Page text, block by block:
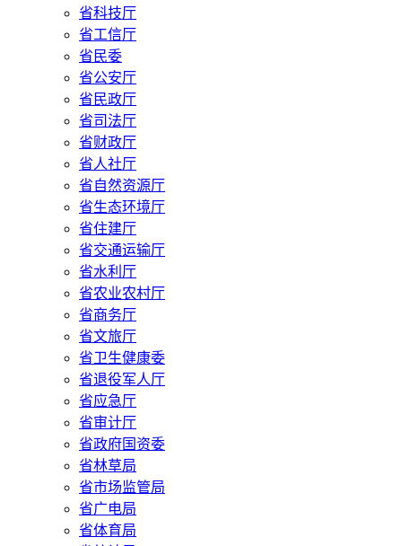
省科技厅
省工信厅
省民委
省公安厅
省民政厅
省司法厅
省财政厅
省人社厅
省自然资源厅
省生态环境厅
省住建厅
省交通运输厅
省水利厅
省农业农村厅
省商务厅
省文旅厅
省卫生健康委
省退役军人厅
省应急厅
省审计厅
省政府国资委
省林草局
省市场监管局
省广电局
省体育局